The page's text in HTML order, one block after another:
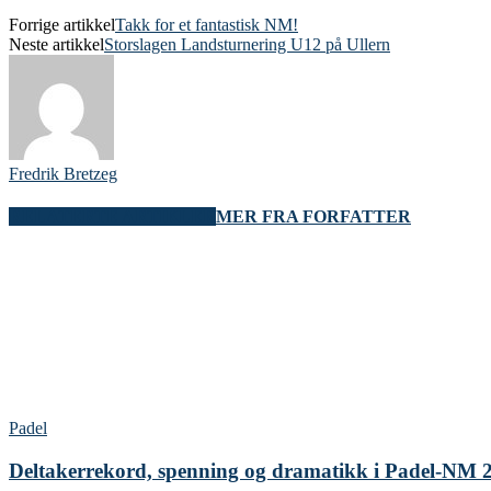
Forrige artikkelTakk for et fantastisk NM!
Neste artikkelStorslagen Landsturnering U12 på Ullern
Fredrik Bretzeg
MER FRA FORFATTER
Padel
Deltakerrekord, spenning og dramatikk i Padel-NM